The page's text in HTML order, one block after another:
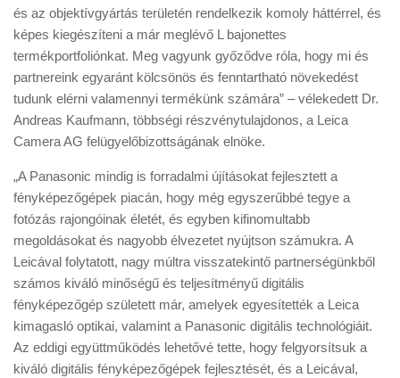
és az objektívgyártás területén rendelkezik komoly háttérrel, és
képes kiegészíteni a már meglévő L bajonettes
termékportfoliónkat. Meg vagyunk győződve róla, hogy mi és
partnereink egyaránt kölcsönös és fenntartható növekedést
tudunk elérni valamennyi termékünk számára” – vélekedett Dr.
Andreas Kaufmann, többségi részvénytulajdonos, a Leica
Camera AG felügyelőbizottságának elnöke.
„A Panasonic mindig is forradalmi újításokat fejlesztett a
fényképezőgépek piacán, hogy még egyszerűbbé tegye a
fotózás rajongóinak életét, és egyben kifinomultabb
megoldásokat és nagyobb élvezetet nyújtson számukra. A
Leicával folytatott, nagy múltra visszatekintő partnerségünkből
számos kiváló minőségű és teljesítményű digitális
fényképezőgép született már, amelyek egyesítették a Leica
kimagasló optikai, valamint a Panasonic digitális technológiáit.
Az eddigi együttműködés lehetővé tette, hogy felgyorsítsuk a
kiváló digitális fényképezőgépek fejlesztését, és a Leicával,